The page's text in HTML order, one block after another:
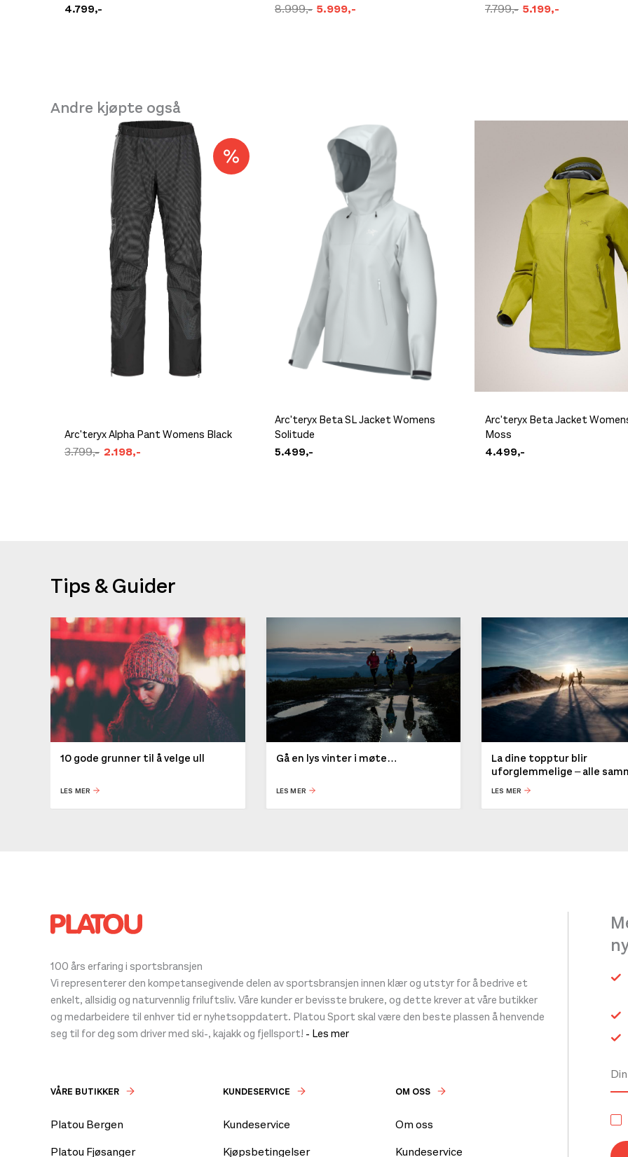
4.799,- 8.999,- 5.999,- 7.799,- 5.199,-
Andre kjøpte også
Arc'teryx Alpha Pant Womens Black
3.799,- 2.198,-
Arc'teryx Beta SL Jacket Womens
Solitude
5.499,-
Arc'teryx Beta Jacket
Moss
4.499,-
Tips & Guider
10 gode grunner til å velge ull
LES MER
Gå en lys vinter i møte…
LES MER
La dine topptur blir
uforglemmelige – alle
LES MER
100 års erfaring i sportsbransjen
Vi representerer den kompetansegivende delen av sportsbransjen innen klær og utstyr for å bedrive et
enkelt, allsidig og naturvennlig friluftsliv. Våre kunder er bevisste brukere, og dette krever at våre butikker
og medarbeidere til enhver tid er nyhetsoppdatert. Platou Sport skal være den beste plassen å henvende
seg til for deg som driver med ski-, kajakk og fjellsport! - Les mer
VÅRE BUTIKKER
Platou Bergen
Platou Fjøsanger
KUNDESERVICE
Kundeservice
Kjøpsbetingelser
OM OSS
Om oss
Kundeservice